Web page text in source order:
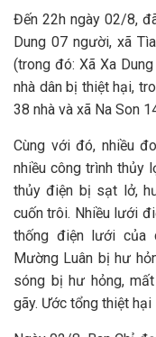
Đến 22h ngày 02/8,
Dung 07 người, xã
(trong đó: Xã Xa
nhà dân bị thiệt hại,
38 nhà và xã Na Son
Cùng với đó, nhiều
nhiều công trình thủy
thủy điện bị sạt lở,
cuốn trôi. Nhiều lưới
thống điện lưới của
Mường Luân bị hư
sóng bị hư hỏng,
gãy. Ước tổng thiệt